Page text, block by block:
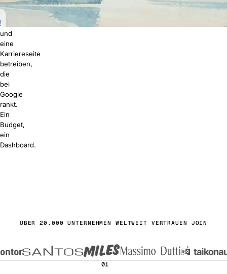
zu
besetzen
ist,
und
eine
Karriereseite
betreiben,
die
bei
Google
rankt.
Ein
Budget,
ein
Dashboard.
ÜBER 20.000 UNTERNEHMEN WELTWEIT VERTRAUEN JOIN
01